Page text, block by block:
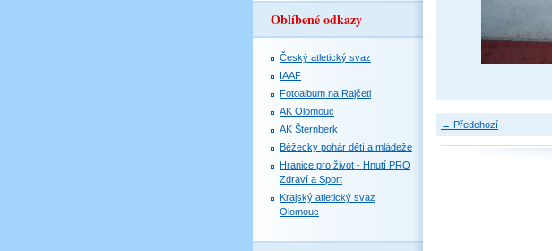
← Předchozí
Oblíbené odkazy
Český atletický svaz
IAAF
Fotoalbum na Rajčeti
AK Olomouc
AK Šternberk
Běžecký pohár dětí a mládeže
Hranice pro život - Hnutí PRO
Zdraví a Sport
Krajský atletický svaz
Olomouc